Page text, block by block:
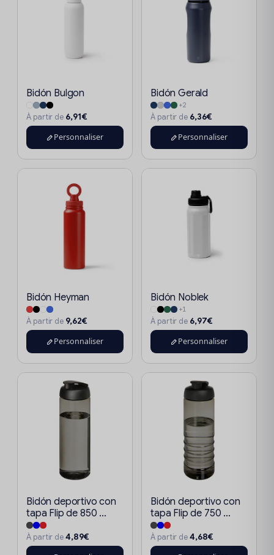
Bidón Bulgon
À partir de 6,91€
Personnaliser
Bidón Gerald
+2
À partir de 6,36€
Personnaliser
Bidón Heyman
À partir de 9,62€
Personnaliser
Bidón Noblek
+1
À partir de 6,97€
Personnaliser
Bidón deportivo con
tapa Flip de 850 ...
À partir de4,89€
Bidón deportivo con
tapa Flip de 750 ...
À partir de4,68€